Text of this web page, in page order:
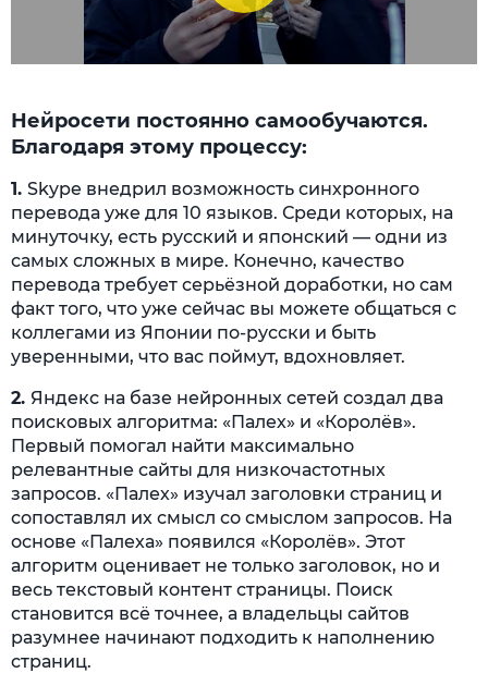
Нейросети постоянно самообучаются.
Благодаря этому процессу:
1. Skype внедрил возможность синхронного
перевода уже для 10 языков. Среди которых, на
минуточку, есть русский и японский — одни из
самых сложных в мире. Конечно, качество
перевода требует серьёзной доработки, но сам
факт того, что уже сейчас вы можете общаться с
коллегами из Японии по-русски и быть
уверенными, что вас поймут, вдохновляет.
2. Яндекс на базе нейронных сетей создал два
поисковых алгоритма: «Палех» и «Королёв».
Первый помогал найти максимально
релевантные сайты для низкочастотных
запросов. «Палех» изучал заголовки страниц и
сопоставлял их смысл со смыслом запросов. На
основе «Палеха» появился «Королёв». Этот
алгоритм оценивает не только заголовок, но и
весь текстовый контент страницы. Поиск
становится всё точнее, а владельцы сайтов
разумнее начинают подходить к наполнению
страниц.